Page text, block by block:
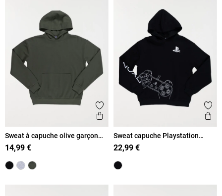
Ajouter aux favoris
Aperçu rapide
Sweat à capuche olive garçon
(XXS-M)
14,99 €
Sweat capuche Playstation
garçon (XXS-M)
22,99 €